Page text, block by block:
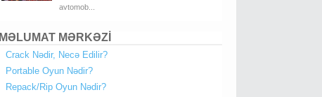
avtomob...
MƏLUMAT MƏRKƏZİ
Crack Nədir, Necə Edilir?
Portable Oyun Nədir?
Repack/Rip Oyun Nədir?